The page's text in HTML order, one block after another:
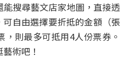
搜尋藝文店家地圖，直接透
自由選擇要折抵的金額（張
，則最多可抵用4人份票券。
術吧！